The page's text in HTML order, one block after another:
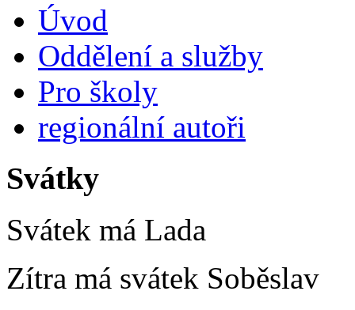
Úvod
Oddělení a služby
Pro školy
regionální autoři
Svátky
Svátek má Lada
Zítra má svátek Soběslav